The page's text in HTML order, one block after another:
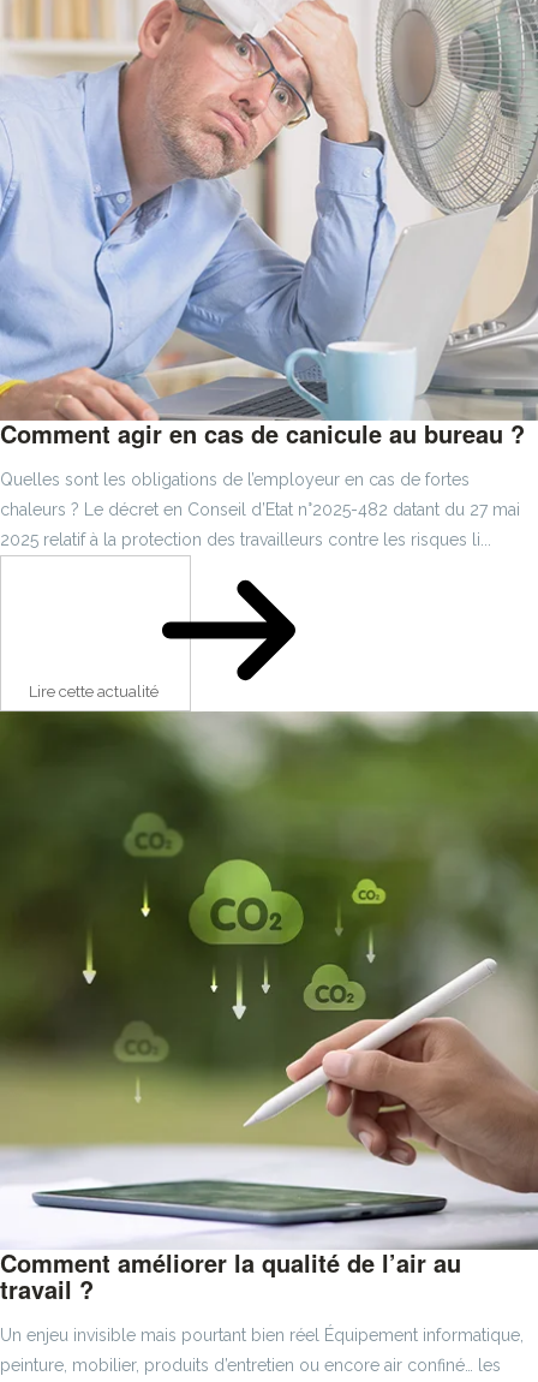
Comment agir en cas de canicule au bureau ?
Quelles sont les obligations de l’employeur en cas de fortes
chaleurs ? Le décret en Conseil d’Etat n°2025-482 datant du 27 mai
2025 relatif à la protection des travailleurs contre les risques li...
Lire cette actualité
Comment améliorer la qualité de l’air au
travail ?
Un enjeu invisible mais pourtant bien réel Équipement informatique,
peinture, mobilier, produits d’entretien ou encore air confiné… les